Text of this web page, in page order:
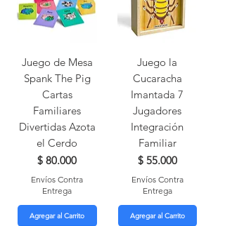
Juego de Mesa
Spank The Pig
Cartas
Familiares
Divertidas Azota
el Cerdo
Precio
$ 80.000
Envíos Contra
Entrega
Agregar al Carrito
Juego la
Cucaracha
Imantada 7
Jugadores
Integración
Familiar
Precio
$ 55.000
Envíos Contra
Entrega
Agregar al Carrito